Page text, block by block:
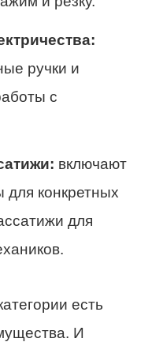
ручки и
с
включают
для конкретных
для
есть
И